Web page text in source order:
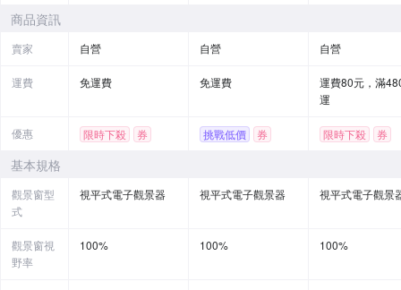
商品資訊
賣家 自營 自營 自營
運費 免運費 免運費
運費80元，滿
運
優惠 限時下殺
券
挑戰低價
券
限時下殺 券
基本規格
觀景窗型
式
視平式電子觀景器 視平式電子觀景器 視平式電子觀景
觀景窗視
野率
100% 100% 100%